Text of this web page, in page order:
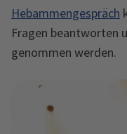
Hebammengespräch
Fragen beantworten
genommen werden.